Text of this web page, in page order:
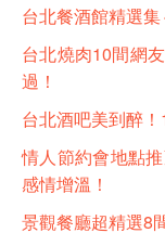
台北餐酒館精選
台北燒肉10間網
過！
台北酒吧美到醉
情人節約會地點
感情增溫！
景觀餐廳超精選8